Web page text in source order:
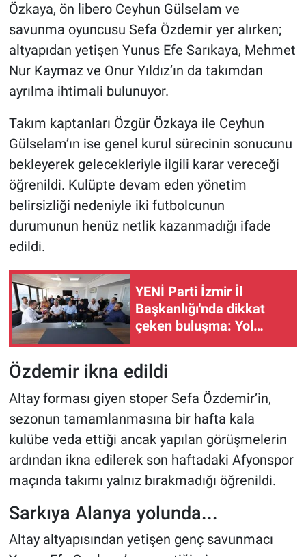
Özkaya, ön libero Ceyhun Gülselam ve
savunma oyuncusu Sefa Özdemir yer alırken;
altyapıdan yetişen Yunus Efe Sarıkaya, Mehmet
Nur Kaymaz ve Onur Yıldız’ın da takımdan
ayrılma ihtimali bulunuyor.
Takım kaptanları Özgür Özkaya ile Ceyhun
Gülselam’ın ise genel kurul sürecinin sonucunu
bekleyerek gelecekleriyle ilgili karar vereceği
öğrenildi. Kulüpte devam eden yönetim
belirsizliği nedeniyle iki futbolcunun
durumunun henüz netlik kazanmadığı ifade
edildi.
YENİ Parti İzmir İl
Başkanlığı'nda dikkat
çeken buluşma: Yol
haritası masaya yatırıldı
Özdemir ikna edildi
Altay forması giyen stoper Sefa Özdemir’in,
sezonun tamamlanmasına bir hafta kala
kulübe veda ettiği ancak yapılan görüşmelerin
ardından ikna edilerek son haftadaki Afyonspor
maçında takımı yalnız bırakmadığı öğrenildi.
Sarkıya Alanya yolunda...
Altay altyapısından yetişen genç savunmacı